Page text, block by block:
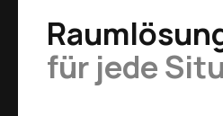
für jede